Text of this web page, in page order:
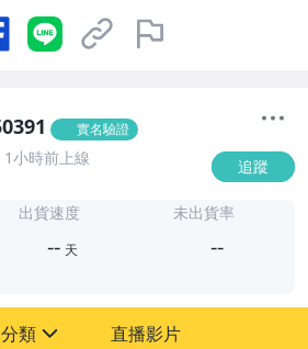
實名驗證
1小時前上線 追蹤
出貨速度
-- 天
未出貨率
--
類 直播影片